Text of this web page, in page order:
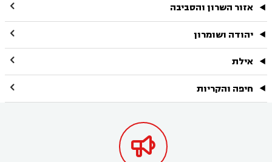
אזור השרון והסביבה 
יהודה ושומרון 
אילת 
חיפה והקריות 
